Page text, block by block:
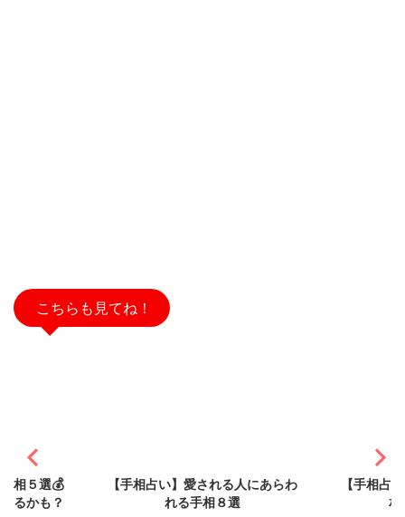
こちらも見てね！
2025/9/2
相５選💰
るかも？
【手相占い】愛される人にあらわ
れる手相８選
【手相占
相